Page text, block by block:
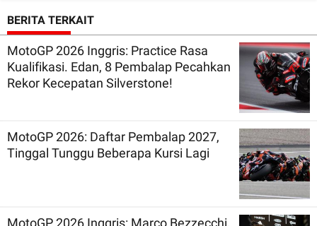
BERITA TERKAIT
MotoGP 2026 Inggris: Practice Rasa
Kualifikasi. Edan, 8 Pembalap Pecahkan
Rekor Kecepatan Silverstone!
MotoGP 2026: Daftar Pembalap 2027,
Tinggal Tunggu Beberapa Kursi Lagi
MotoGP 2026 Inggris: Marco Bezzecchi,